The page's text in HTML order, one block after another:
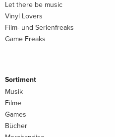
Let there be music
Vinyl Lovers
Film- und Serienfreaks
Game Freaks
Sortiment
Musik
Filme
Games
Bücher